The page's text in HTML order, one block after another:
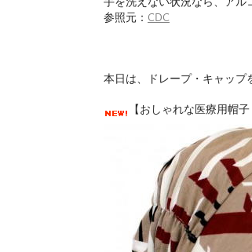
参照元： CDC
本日は、ドレープ・キャップ
【おしゃれな医療用帽